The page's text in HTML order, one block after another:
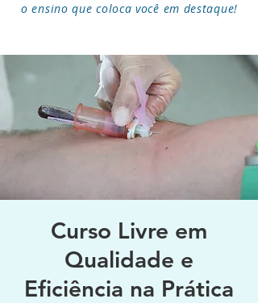
o ensino que coloca você em destaque!
Curso Livre em
Qualidade e
Eficiência na Prática